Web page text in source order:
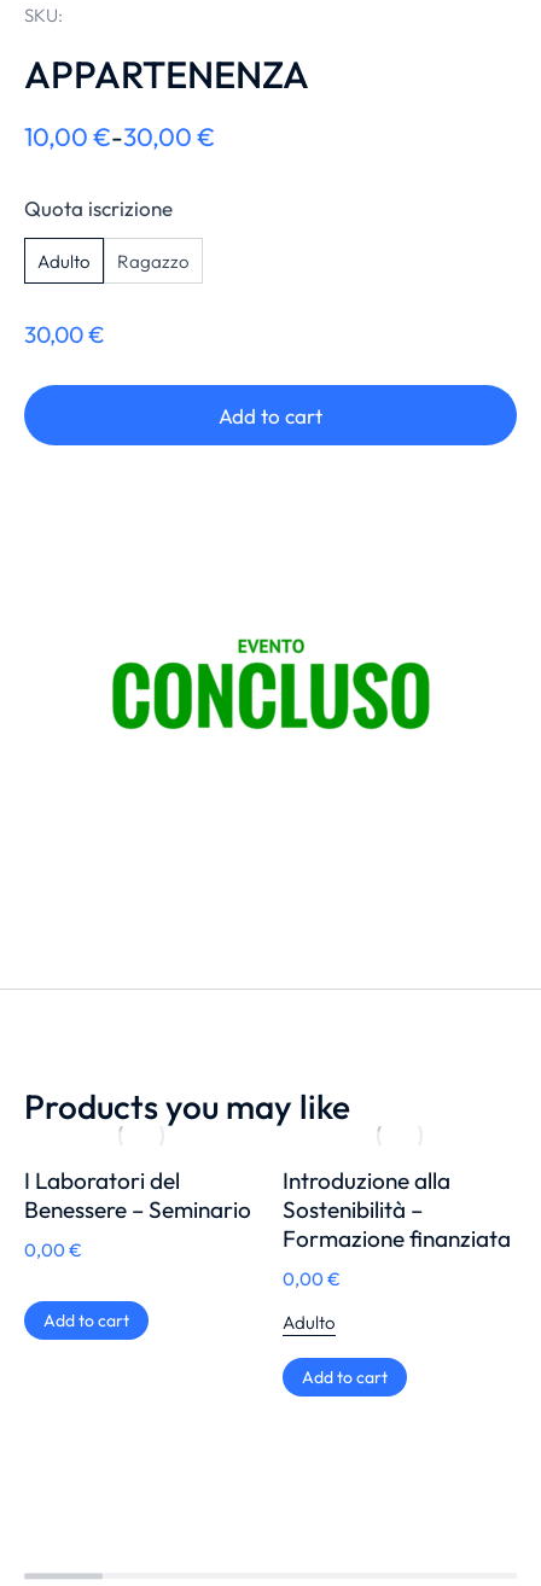
SKU:
APPARTENENZA
10,00€-30,00€
Quota iscrizione
Adulto Ragazzo
30,00€
Add to cart
Products you may like
I Laboratori del
Benessere – Seminario
0,00 €
Add to cart
Introduzione alla
Sostenibilità –
Formazione finanziata
0,00 €
Adulto
Add to cart